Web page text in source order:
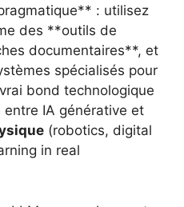
: utilisez
des **outils de
documentaires**, et
spécialisés pour
bond technologique
entre IA générative et
(robotics, digital
in real